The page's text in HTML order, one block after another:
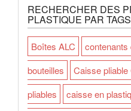
RECHERCHER DES
PLASTIQUE PAR TAGS
Boîtes ALC contenants
bouteilles
Caisse
pliables
caisse en